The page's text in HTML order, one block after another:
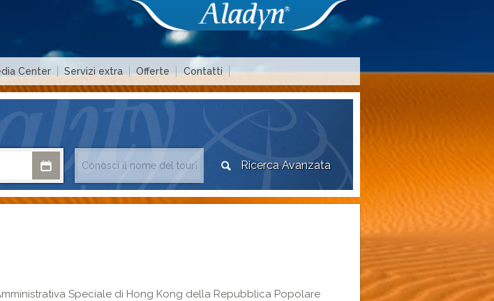
Center Servizi extra Offerte Contatti
Area agenzie di viaggio
Speciale di Hong Kong della Repubblica Popolare